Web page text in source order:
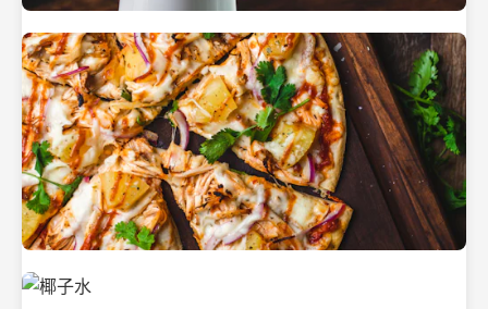
热带海滩上的椰子树
新鲜采摘的椰子